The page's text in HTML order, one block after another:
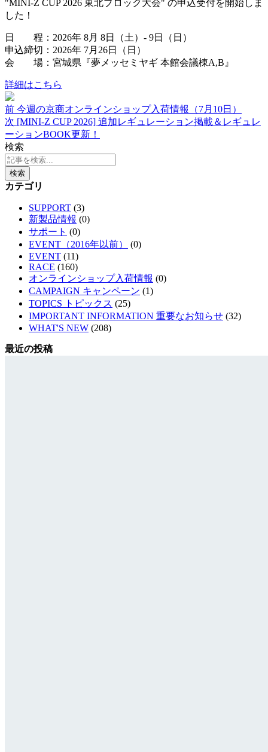
"MINI-Z CUP 2026 東北ブロック大会" の申込受付を開始しま
した！
日 程：2026年 8月 8日（土）- 9日（日）
申込締切：2026年 7月26日（日）
会 場：宮城県『夢メッセミヤギ 本館会議棟A,B』
詳細はこちら
前 今週の京商オンラインショップ入荷情報（7月10日）
次 [MINI-Z CUP 2026] 追加レギュレーション掲載＆レギュレ
ーションBOOK更新！
検索
検索
カテゴリ
SUPPORT (3)
新製品情報 (0)
サポート (0)
EVENT（2016年以前）
(0)
EVENT (11)
RACE (160)
オンラインショップ入荷情報 (0)
CAMPAIGN キャンペーン (1)
TOPICS トピックス (25)
IMPORTANT INFORMATION 重要なお知らせ (32)
WHAT'S NEW (208)
最近の投稿